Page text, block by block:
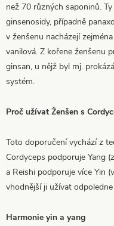
než 70 různých saponinů.
ginsenosidy, případně
v ženšenu nacházejí
vanilová. Z kořene ženšenu
ginsan, u nějž byl mj.
systém.
Proč užívat Ženšen s
Toto doporučení vychází z
Cordyceps podporuje Yang
a Reishi podporuje více Yin
vhodnější ji užívat
Harmonie yin a yang